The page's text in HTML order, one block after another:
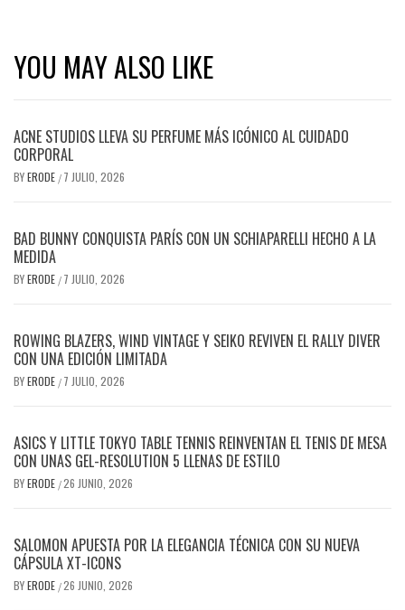
YOU MAY ALSO LIKE
ACNE STUDIOS LLEVA SU PERFUME MÁS ICÓNICO AL CUIDADO
CORPORAL
BYERODE / 7 JULIO, 2026
BAD BUNNY CONQUISTA PARÍS CON UN SCHIAPARELLI HECHO A LA
MEDIDA
BYERODE / 7 JULIO, 2026
ROWING BLAZERS, WIND VINTAGE Y SEIKO REVIVEN EL RALLY DIVER
CON UNA EDICIÓN LIMITADA
BYERODE / 7 JULIO, 2026
ASICS Y LITTLE TOKYO TABLE TENNIS REINVENTAN EL TENIS DE MESA
CON UNAS GEL-RESOLUTION 5 LLENAS DE ESTILO
BYERODE /26 JUNIO, 2026
SALOMON APUESTA POR LA ELEGANCIA TÉCNICA CON SU NUEVA
CÁPSULA XT-ICONS
BYERODE /26 JUNIO, 2026